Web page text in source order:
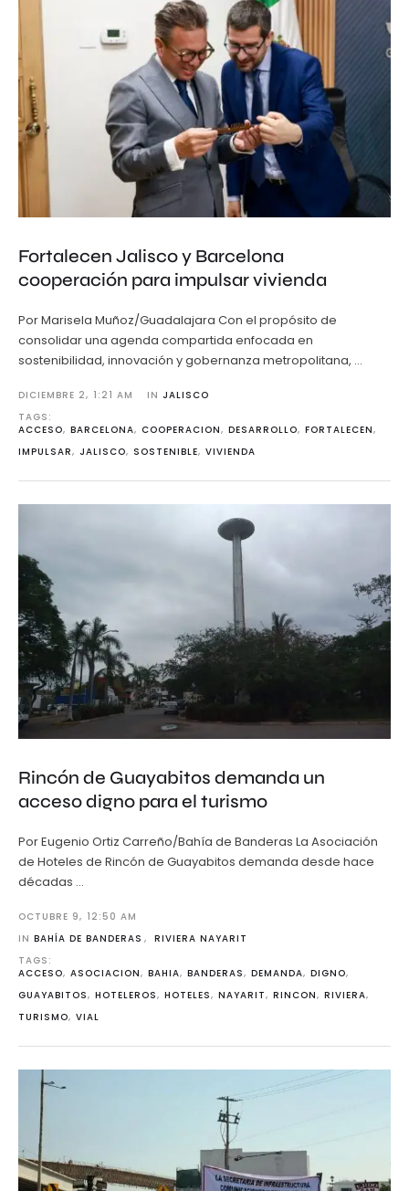
Fortalecen Jalisco y Barcelona
cooperación para impulsar vivienda
Por Marisela Muñoz/Guadalajara Con el propósito de
consolidar una agenda compartida enfocada en
sostenibilidad, innovación y gobernanza metropolitana, …
DICIEMBRE 2, 1:21 AM IN JALISCO
TAGS:
ACCESO, BARCELONA, COOPERACION, DESARROLLO, FORTALECEN,
IMPULSAR, JALISCO, SOSTENIBLE, VIVIENDA
Rincón de Guayabitos demanda un
acceso digno para el turismo
Por Eugenio Ortiz Carreño/Bahía de Banderas La Asociación
de Hoteles de Rincón de Guayabitos demanda desde hace
décadas …
OCTUBRE 9, 12:50 AM
IN BAHÍA DE BANDERAS , RIVIERA NAYARIT
TAGS:
ACCESO, ASOCIACION, BAHIA, BANDERAS, DEMANDA, DIGNO,
GUAYABITOS, HOTELEROS, HOTELES, NAYARIT, RINCON, RIVIERA,
TURISMO, VIAL